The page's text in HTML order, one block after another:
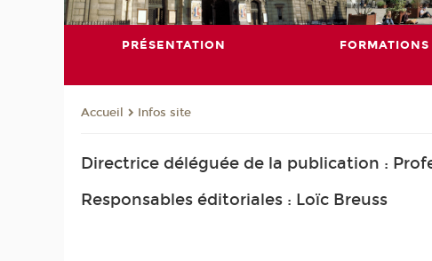
PRÉSENTATION FORMATIONS
Accueil Infos site
Directrice déléguée de la publication :
Responsables éditoriales : Loïc Breuss